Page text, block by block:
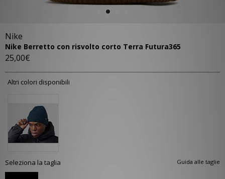
Nike
Nike Berretto con risvolto corto Terra Futura365
25,00€
Altri colori disponibili
Guida alle taglie
Seleziona la taglia